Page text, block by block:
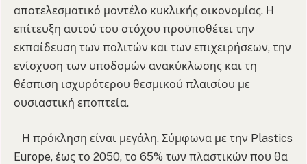
αποτελεσματικό μοντέλο κυκλικής οικονομίας. Η
επίτευξη αυτού του στόχου προϋποθέτει την
εκπαίδευση των πολιτών και των επιχειρήσεων, την
ενίσχυση των υποδομών ανακύκλωσης και τη
θέσπιση ισχυρότερου θεσμικού πλαισίου με
ουσιαστική εποπτεία.
Η πρόκληση είναι μεγάλη. Σύμφωνα με την Plastics
Europe, έως το 2050, το 65% των πλαστικών που θα